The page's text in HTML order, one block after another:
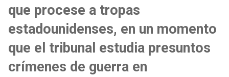
que procese a tropas
estadounidenses, en un momento
que el tribunal estudia presuntos
crímenes de guerra en